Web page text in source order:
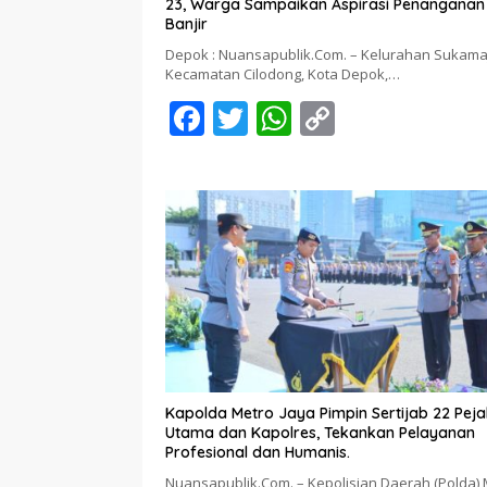
23, Warga Sampaikan Aspirasi Penanganan
Banjir
Depok : Nuansapublik.Com. – Kelurahan
Kecamatan Cilodong, Kota Depok,…
F
e
b
o
o
k
T
itt
er
W
at
s
A
p
p
p
Li
n
k
Kapolda Metro Jaya Pimpin Sertijab 22
Utama dan Kapolres, Tekankan Pelayanan
Profesional dan Humanis.
Nuansapublik.Com. – Kepolisian Daerah (Polda)